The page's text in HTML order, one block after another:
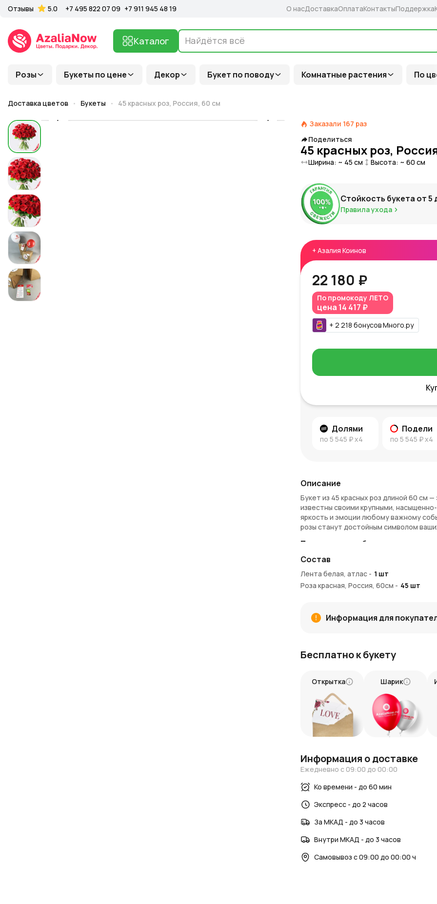
Розы Букеты по цене Декор Букет по поводу Комнатные растения По
Каталог
Отзывы 5.0 +7 495 822 07 09 +7 911 945 48 19 О насДоставкаОплатаКонтактыПоддержка
Доставка цветов Букеты 45 красных роз, Россия, 60 см
Заказали 167 раз
Поделиться
45 красных роз,
Ширина: ~ 45 см Высота: ~ 60 см
Стойкость букета от5
Правила ухода
+ Азалия Коинов
22 180 ₽
По промокоду ЛЕТО
цена 14 417 ₽
+ 2 218 бонусовМного.ру
Долями
по 5 545 ₽x4
Подели
по 5 545 ₽x4
Описание
Букет из 45 красных роз длиной 60 см
известны своими крупными,
яркость и эмоции любому важному
розы станут достойным символом
Преимущества букета:
Насыщенный цвет
который притягивает взгляд.
Эмоциональный акцент
Высокое качество: эти розы
Как купить и получить:
Этот букет из красных роз станет
Следите за новостями и интересными
Новости AzaliaNow
Блог о цветах и флористике.
Состав
Лента белая, атлас - 1 шт
Роза красная, Россия, 60см - 45 шт
Информация для
Бесплатно к букету
Открытка Шарик
Информация о доставке
Ежедневно с 09:00 до 00:00
Ко времени - до 60 мин
Экспресс - до 2 часов
За МКАД - до 3 часов
Внутри МКАД - до 3 часов
Самовывоз с 09:00 до 00:00 ч